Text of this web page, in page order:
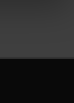
dati web,
o che hanno